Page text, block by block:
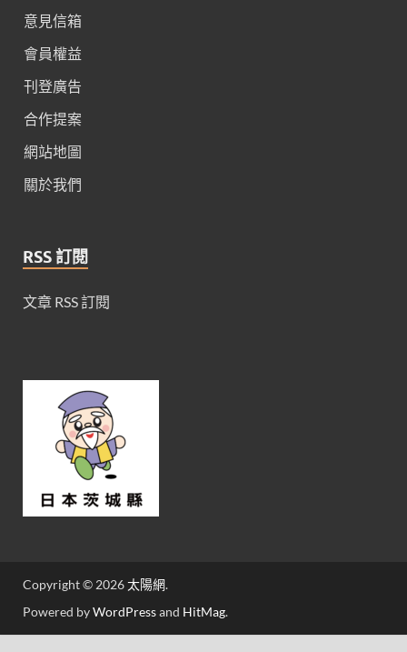
意見信箱
會員權益
刊登廣告
合作提案
網站地圖
關於我們
RSS 訂閱
文章 RSS 訂閱
Copyright © 2026太陽網.
Powered byWordPressand HitMag.